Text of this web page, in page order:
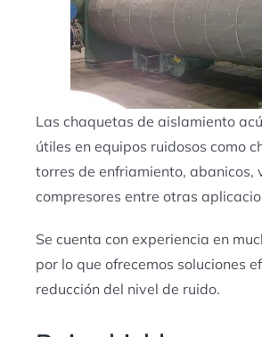
Las chaquetas de aislamiento
útiles en equipos ruidosos como
torres de enfriamiento, abanicos,
compresores entre otras
Se cuenta con experiencia en
por lo que ofrecemos soluciones
reducción del nivel de ruido.